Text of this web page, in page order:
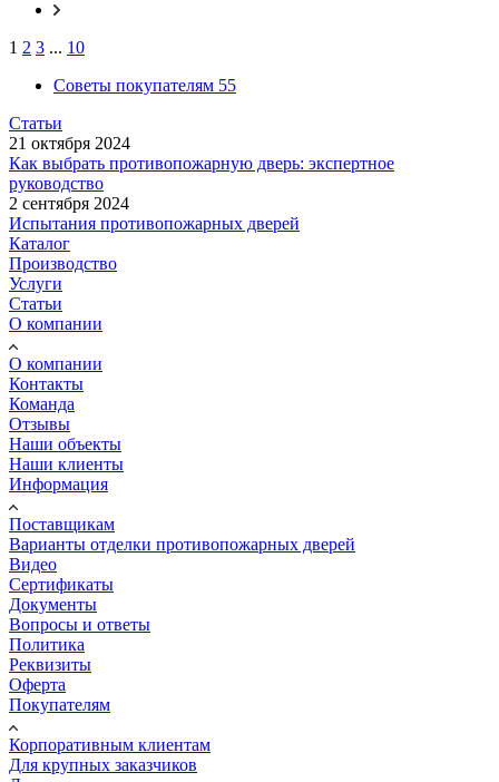
1 2 3 ... 10
Советы покупателям 55
Статьи
21 октября 2024
Как выбрать противопожарную дверь: экспертное
руководство
2 сентября 2024
Испытания противопожарных дверей
Каталог
Производство
Услуги
Статьи
О компании
О компании
Контакты
Команда
Отзывы
Наши объекты
Наши клиенты
Информация
Поставщикам
Варианты отделки противопожарных дверей
Видео
Сертификаты
Документы
Вопросы и ответы
Политика
Реквизиты
Оферта
Покупателям
Корпоративным клиентам
Для крупных заказчиков